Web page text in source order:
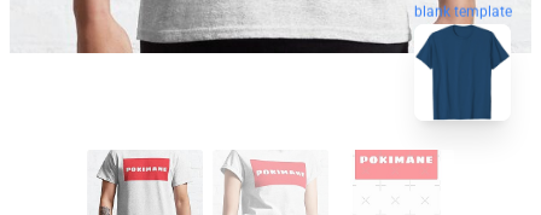
blank template